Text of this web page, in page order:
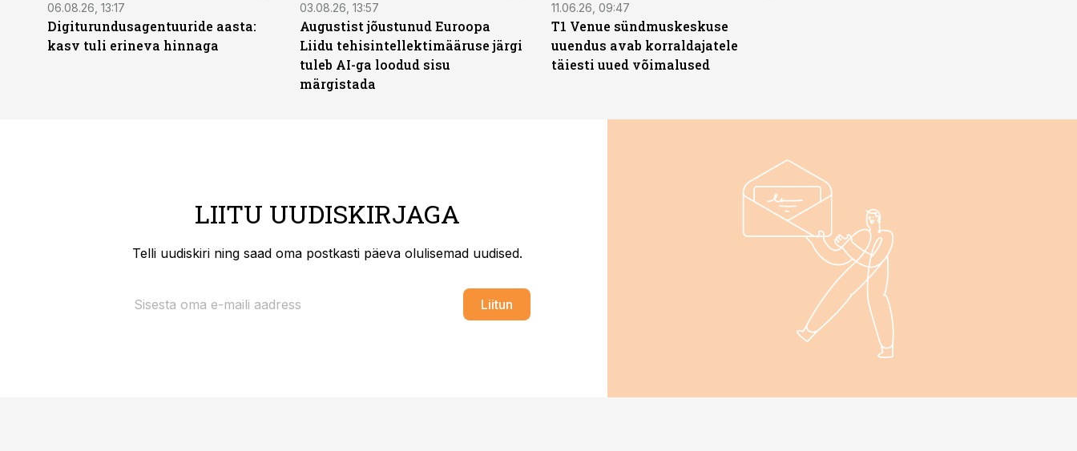
06.08.26, 13:17
Digiturundusagentuuride aasta:
kasv tuli erineva hinnaga
03.08.26, 13:57
Augustist jõustunud Euroopa
Liidu tehisintellektimääruse järgi
tuleb AI-ga loodud sisu
märgistada
11.06.26, 09:47
T1 Venue sündmuskeskuse
uuendus avab korraldajatele
täiesti uued võimalused
LIITU UUDISKIRJAGA
Telli uudiskiri ning saad oma postkasti päeva olulisemad uudised.
Liitun